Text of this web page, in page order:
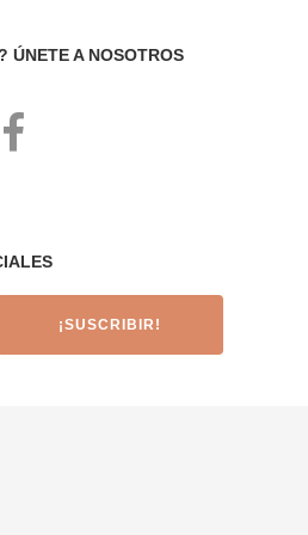
con certificación ISO 9001: 2015.
un vistazo
ÚNETE A NOSOTROS